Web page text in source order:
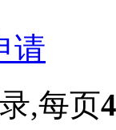
请
,每页4